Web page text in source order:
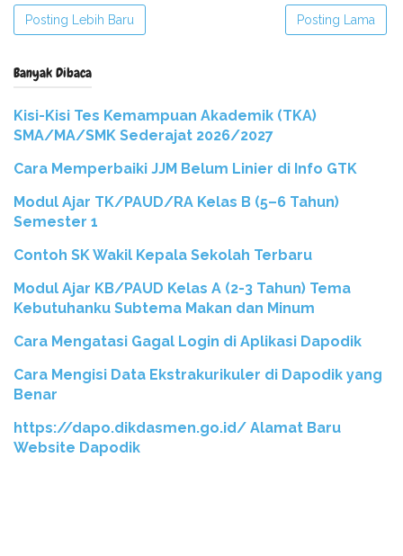
Posting Lebih Baru Posting Lama
Banyak Dibaca
Kisi-Kisi Tes Kemampuan Akademik (TKA)
SMA/MA/SMK Sederajat 2026/2027
Cara Memperbaiki JJM Belum Linier di Info GTK
Modul Ajar TK/PAUD/RA Kelas B (5–6 Tahun)
Semester 1
Contoh SK Wakil Kepala Sekolah Terbaru
Modul Ajar KB/PAUD Kelas A (2-3 Tahun) Tema
Kebutuhanku Subtema Makan dan Minum
Cara Mengatasi Gagal Login di Aplikasi Dapodik
Cara Mengisi Data Ekstrakurikuler di Dapodik yang
Benar
https://dapo.dikdasmen.go.id/ Alamat Baru
Website Dapodik